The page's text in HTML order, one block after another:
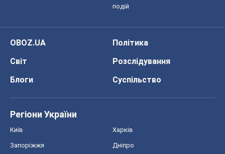
подій
OBOZ.UA
Політика
Світ
Розслідування
Блоги
Суспільство
Регіони України
Київ Харків
Запоріжжя Дніпро